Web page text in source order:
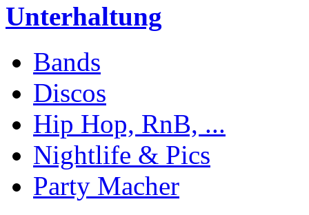
Unterhaltung
Bands
Discos
Hip Hop, RnB, ...
Nightlife & Pics
Party Macher